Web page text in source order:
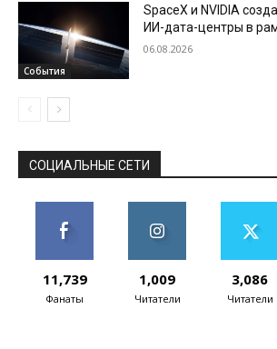
События
SpaceX и NVIDIA
ИИ-дата-центры в
Starmind
06.08.2026
СОЦИАЛЬНЫЕ СЕТИ
11,739
Фанаты
1,009
Читатели
3,086
Читатели